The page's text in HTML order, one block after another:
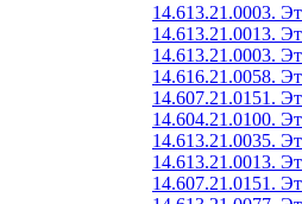
14.613.21.0003.
14.613.21.0013.
14.613.21.0003.
14.616.21.0058.
14.607.21.0151.
14.604.21.0100.
14.613.21.0035.
14.613.21.0013.
14.607.21.0151.